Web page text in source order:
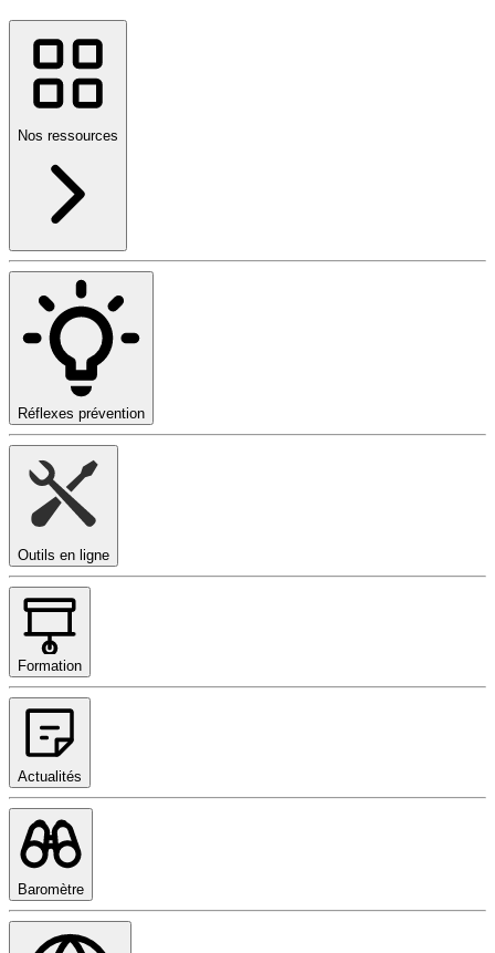
Nos ressources
Réflexes prévention
Outils en ligne
Formation
Actualités
Baromètre